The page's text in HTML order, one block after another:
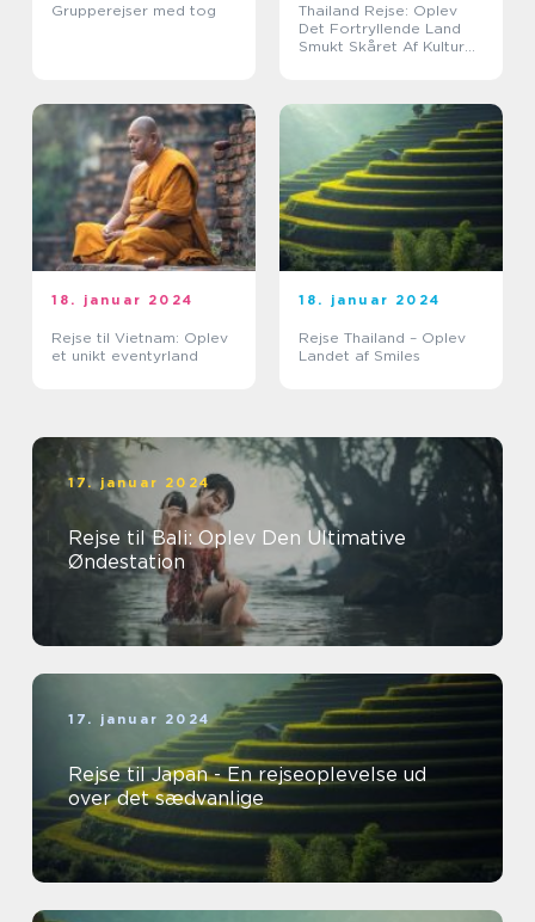
Grupperejser med tog
Thailand Rejse: Oplev
Det Fortryllende Land
Smukt Skåret Af Kultur
18. januar 2024
Rejse til Vietnam: Oplev
et unikt eventyrland
18. januar 2024
Rejse Thailand – Oplev
Landet af Smiles
17. januar 2024
Rejse til Bali: Oplev Den Ultimative
Øndestation
17. januar 2024
Rejse til Japan - En rejseoplevelse ud
over det sædvanlige